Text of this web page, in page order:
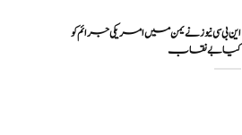
این بی سی نیوز نے یمن میں امریکی جرائم کو